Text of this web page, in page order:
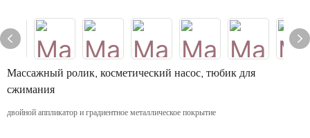
Массажный ролик, косметический насос, тюбик для
сжимания
двойной аппликатор и градиентное металлическое покрытие